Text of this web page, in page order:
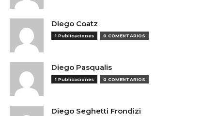
Diego Coatz
1 Publicaciones 0 COMENTARIOS
Diego Pasqualis
1 Publicaciones 0 COMENTARIOS
Diego Seghetti Frondizi